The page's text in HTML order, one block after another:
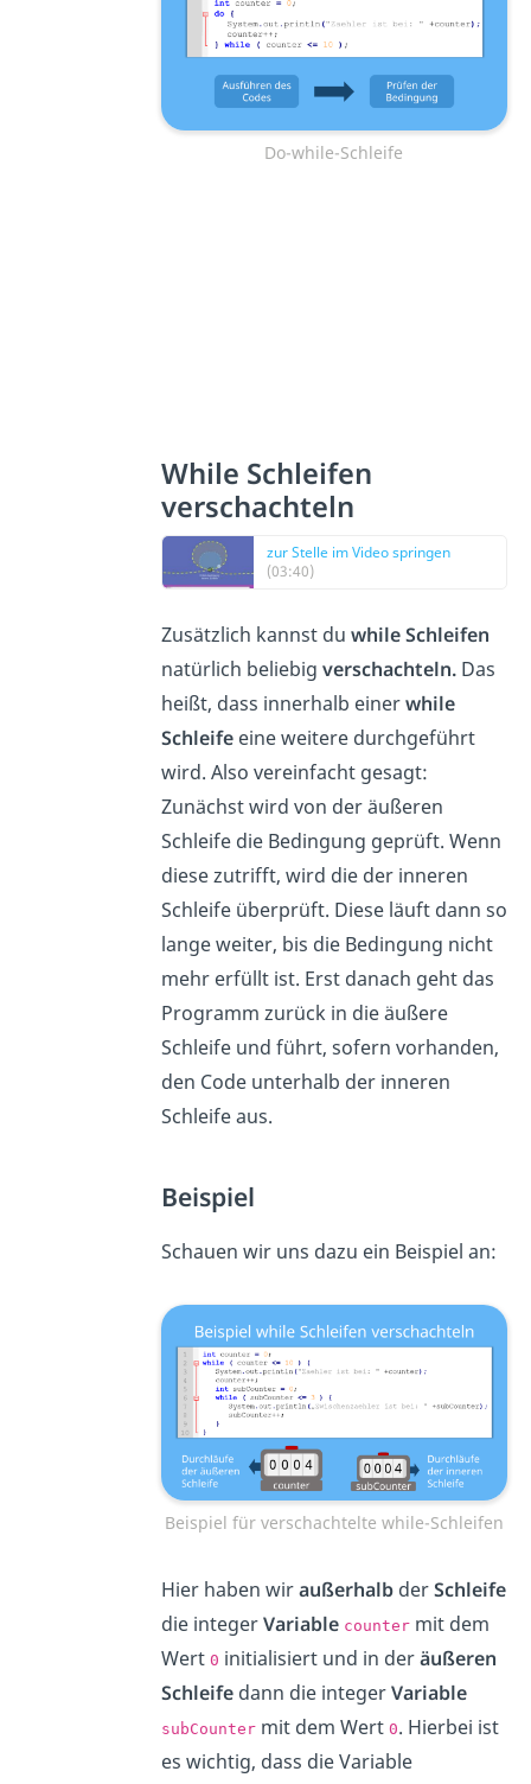
Do-while-Schleife
While Schleifen
verschachteln
zur Stelle im Video springen
(03:40)
Zusätzlich kannst du while Schleifen
natürlich beliebig verschachteln.Das
heißt, dass innerhalb einerwhile
Schleifeeine weitere durchgeführt
wird. Also vereinfacht gesagt:
Zunächst wird von der äußeren
Schleife die Bedingung geprüft. Wenn
diese zutrifft, wird die der inneren
Schleife überprüft. Diese läuft dann so
lange weiter, bis die Bedingung nicht
mehr erfüllt ist. Erst danach geht das
Programm zurück in die äußere
Schleife und führt, sofern vorhanden,
den Code unterhalb der inneren
Schleife aus.
Beispiel
Schauen wir uns dazu ein Beispiel an:
Beispiel für verschachtelte while-Schleifen
Hier haben wiraußerhalbderSchleife
die integerVariable countermit dem
Wert 0 initialisiert und in deräußeren
Schleifedann die integerVariable
subCountermit dem Wert 0. Hierbei ist
es wichtig, dass die Variable